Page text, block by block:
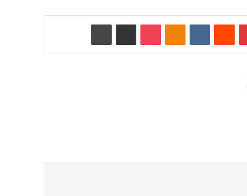
VKontakte ای میل کے ذریعے شیئر کریں